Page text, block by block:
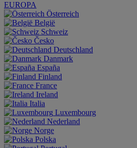
EUROPA
Österreich
België
Schweiz
Česko
Deutschland
Danmark
España
Finland
France
Ireland
Italia
Luxembourg
Nederland
Norge
Polska